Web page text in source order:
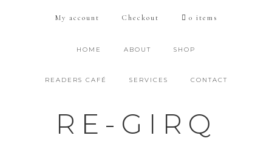
My account Checkout 0 items
HOME ABOUT SHOP
READERS CAFÉ SERVICES CONTACT
RE-GIRQ